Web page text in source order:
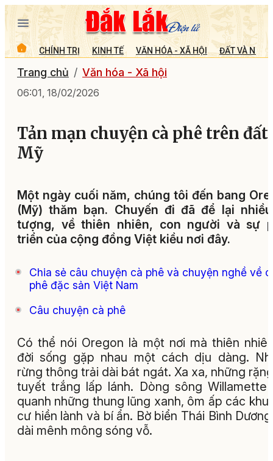
CHÍNH TRỊ KINH TẾ VĂN HÓA - XÃ HỘI ĐẤT VÀ
Trang chủ Văn hóa - Xã hội
06:01, 18/02/2026
Tản mạn chuyện cà phê trên đất
Mỹ
Một ngày cuối năm, chúng tôi đến bang
(Mỹ) thăm bạn. Chuyến đi đã để lại
tượng, về thiên nhiên, con người và sự
triển của cộng đồng Việt kiều nơi đây.
Chia sẻ câu chuyện cà phê và chuyện nghề về
phê đặc sản Việt Nam
Câu chuyện cà phê
Có thể nói Oregon là một nơi mà thiên
đời sống gặp nhau một cách dịu dàng.
rừng thông trải dài bát ngát. Xa xa, những
tuyết trắng lấp lánh. Dòng sông Willamette
quanh những thung lũng xanh, ôm ấp các khu
cư hiền lành và bí ẩn. Bờ biển Thái Bình
dài mênh mông sóng vỗ.